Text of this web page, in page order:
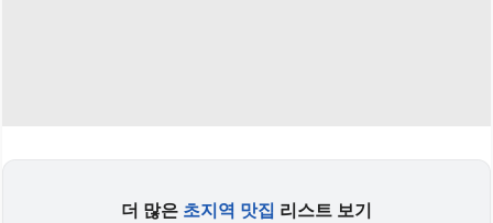
더 많은 초지역 맛집 리스트 보기